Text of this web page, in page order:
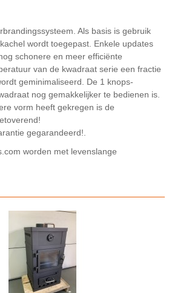
Als basis is gebruik
wordt toegepast. Enkele updates
schonere en meer efficiënte
van de kwadraat serie een fractie
geminimaliseerd. De 1 knops-
nog gemakkelijker te bedienen is.
vorm heeft gekregen is de
gegarandeerd!.
worden met levenslange